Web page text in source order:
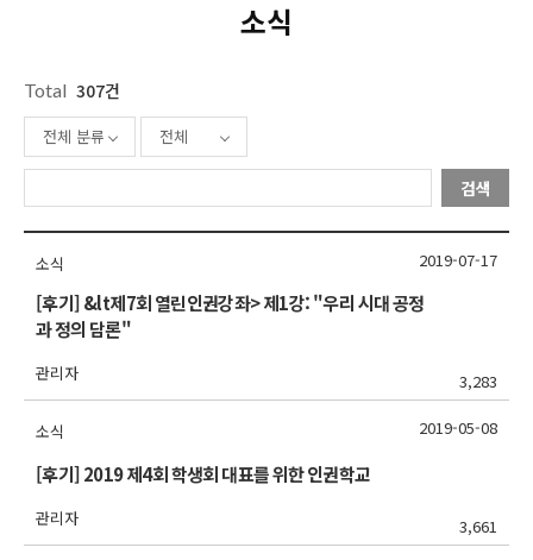
소식
Total 307건
전체 분류 전체
검색
소식
[후기] &lt제7회 열린인권강좌> 제1강: "우리 시대 공정
과 정의 담론"
관리자 3,283
2019-07-17
소식
[후기] 2019 제4회 학생회 대표를 위한 인권학교
관리자 3,661
2019-05-08